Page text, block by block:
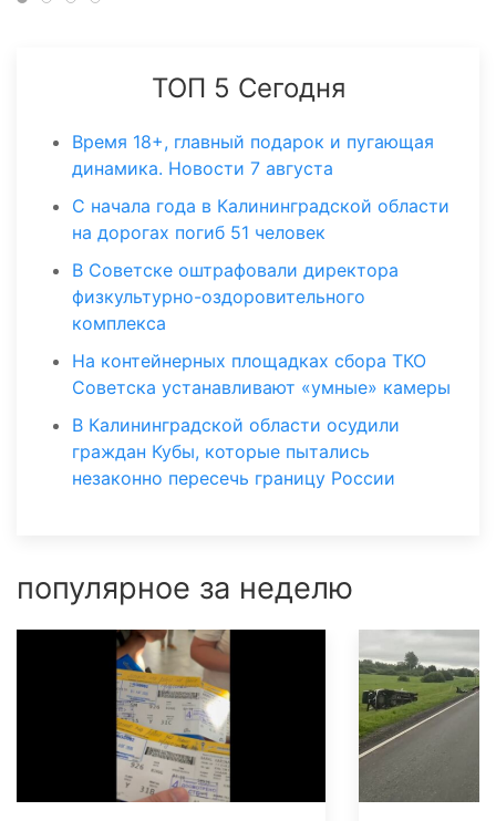
ТОП 5 Сегодня
Время 18+, главный подарок и пугающая
динамика. Новости 7 августа
С начала года в Калининградской области
на дорогах погиб 51 человек
В Советске оштрафовали директора
физкультурно-оздоровительного
комплекса
На контейнерных площадках сбора ТКО
Советска устанавливают «умные» камеры
В Калининградской области осудили
граждан Кубы, которые пытались
незаконно пересечь границу России
популярное за неделю